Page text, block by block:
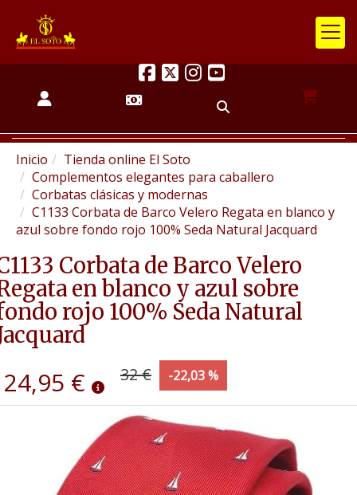
Inicio
Tienda online El Soto
Complementos elegantes para caballero
Corbatas clásicas y modernas
C1133 Corbata de Barco Velero Regata en blanco y
azul sobre fondo rojo 100% Seda Natural Jacquard
Corbata de Barco Velero
en blanco y azul sobre
rojo 100% Seda Natural
24,95 € 32 € -22,03 %